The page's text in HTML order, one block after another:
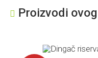
Proizvodi